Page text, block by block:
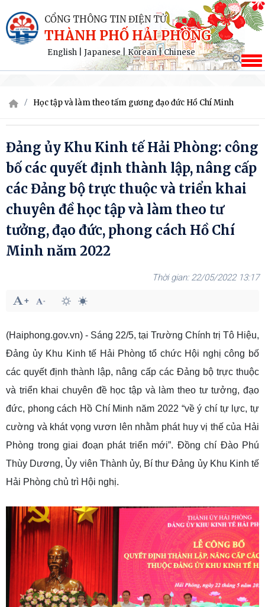
CỔNG THÔNG TIN ĐIỆN TỬ
THÀNH PHỐ HẢI PHÒNG
English Japanese|Korean|Chinese
Học tập và làm theo tấm gương đạo đức Hồ Chí Minh
Đảng ủy Khu Kinh tế Hải Phòng: công
bố các quyết định thành lập, nâng cấp
các Đảng bộ trực thuộc và triển khai
chuyên đề học tập và làm theo tư
tưởng, đạo đức, phong cách Hồ Chí
Minh năm 2022
22/05/2022 13:17
(Haiphong.gov.vn) - Sáng 22/5, tại Trường Chính trị Tô Hiệu,
Đảng ủy Khu Kinh tế Hải Phòng tổ chức Hội nghị công bố
các quyết định thành lập, nâng cấp các Đảng bộ trực thuộc
và triển khai chuyên đề học tập và làm theo tư tưởng, đạo
đức, phong cách Hồ Chí Minh năm 2022 “về ý chí tự lực, tự
cường và khát vọng vươn lên nhằm phát huy vị thế của Hải
Phòng trong giai đoạn phát triển mới”. Đồng chí Đào Phú
Thùy Dương, Ủy viên Thành ủy, Bí thư Đảng ủy Khu Kinh tế
Hải Phòng chủ trì Hội nghị.